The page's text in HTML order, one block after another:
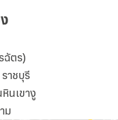
ฉัตร)
าชบุรี
นเขางู
ม